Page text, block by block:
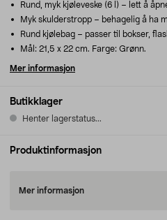
Butikklager
Henter lagerstatus...
Rund, myk kjøleveske (6 l) – lett å
Myk skulderstropp – behagelig å ha
Rund kjølebag – passer til bokser,
Mål: 21,5 x 22 cm. Farge: Grønn.
Mer informasjon
Produktinformasjon
Mer informasjon